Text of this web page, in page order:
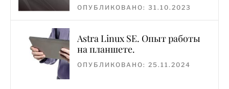
ОПУБЛИКОВАНО: 31.10.2023
Astra Linux SE. Опыт работы
на планшете.
ОПУБЛИКОВАНО: 25.11.2024